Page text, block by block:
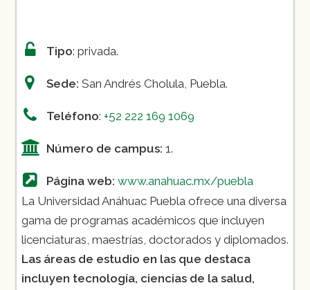
Tipo: privada.
Sede: San Andrés Cholula, Puebla.
Teléfono: +52 222 169 1069
Número de campus: 1.
Página web: www.anahuac.mx/puebla
La Universidad Anáhuac Puebla ofrece una diversa
gama de programas académicos que incluyen
licenciaturas, maestrías, doctorados y diplomados.
Las áreas de estudio en las que destaca
incluyen tecnología, ciencias de la salud,